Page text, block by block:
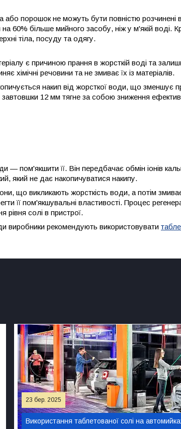
порошок не можуть бути повністю розчинені
60% більше мийного засобу, ніж у м'якій воді.
тіла, посуду та одягу.
є причиною прання в жорсткій воді та
хімічні речовини та не змиває їх із матеріалів.
накип від жорсткої води, що зменшує
12 мм тягне за собою зниження
— пом'якшити її. Він передбачає обмін іонів
який не дає накопичуватися накипу.
що викликають жорсткість води, а потім змиває
її пом'якшувальні властивості. Процес
рівня солі в пристрої.
виробники рекомендують використовувати
23 бер. 2025
Використання таблетованої солі на